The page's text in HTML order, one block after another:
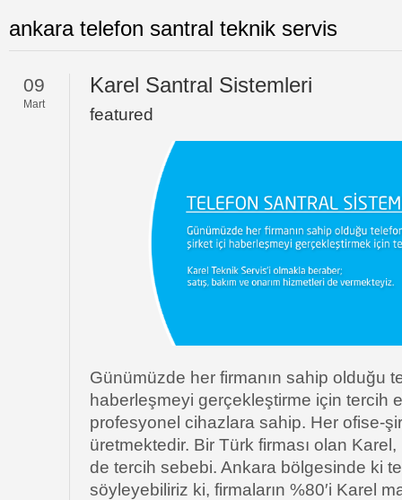
ankara telefon santral teknik servis
09
Mart
Karel Santral Sistemleri
featured
Günümüzde her firmanın sahip olduğu
haberleşmeyi gerçekleştirme için tercih
profesyonel cihazlara sahip. Her ofise-
üretmektedir. Bir Türk firması olan
de tercih sebebi. Ankara bölgesinde ki
söyleyebiliriz ki, firmaların %80′i Karel